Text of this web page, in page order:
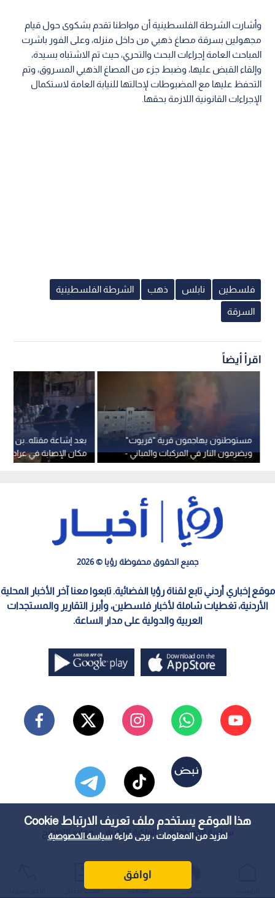
هذا الموقع يستخدم ملف تعريف الارتباط Cookie
لمزيد من المعلومات ، يرجى قراءةسياسة الخصوصية
اوافق
وأشارت الشرطة الفلسطينية أن مواطنا تقدم بشكوى حول قيام
مجهولين بسرقة مصاغ ذهبي من داخل منزله، وعلى الفور باشرت
المباحث العامة إجراءات البحث والتحري، حيث تم الاشتباه بسيدة،
وإلقاء القبض عليها، وضبط جزء من المصاغ الذهبي المسروق، وتم
التحفظ عليها مع المضبوطات لإحالتها للنيابة العامة لاستكمال
الإجراءات القانونية اللازمة بحقها.
فلسطين نابلس ذهب الشرطة الفلسطينية
السرقة
اقرأ أيضاً
بعد إشاعة مقتله..بن
مكان الإصابة في عراد بالنقب المحتل
مستوطنون يهاجمون قرية "قريوت"
ويضرمون النار في المركبات والمباني -
فيديو
جميع الحقوق محفوظة رؤيا © 2026
موقع إخباري أردني تابع لقناة رؤيا الفضائية. تابعوا معنا آخر الأخبار المحلية
الأردنية، تغطيات شاملة لأخبار فلسطين، وأبرز التقارير والمستجدات
العربية والدولية على مدار الساعة.
سياسة الخصوصية الملكية الفكرية معايير التصحيح
عواجل المباشر أحدث الأخبار